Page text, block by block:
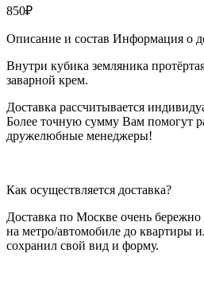
850₽
Описание и состав Информация о
Внутри кубика земляника
заварной крем.
Доставка рассчитывается
Более точную сумму Вам помогут
дружелюбные менеджеры!
Как осуществляется доставка?
Доставка по Москве очень бережно
на метро/автомобиле до квартиры
сохранил свой вид и форму.